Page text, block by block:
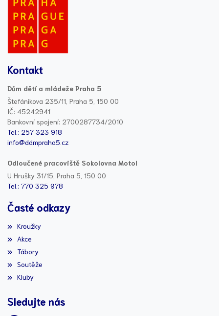
Kontakt
Dům dětí a mládeže Praha 5
Štefánikova 235/11, Praha 5, 150 00
IČ: 45242941
Bankovní spojení: 2700287734/2010
Tel.: 257 323 918
info@ddmpraha5.cz
Odloučené pracoviště Sokolovna Motol
U Hrušky 31/15, Praha 5, 150 00
Tel.: 770 325 978
Časté odkazy
Kroužky
Akce
Tábory
Soutěže
Kluby
Sledujte nás